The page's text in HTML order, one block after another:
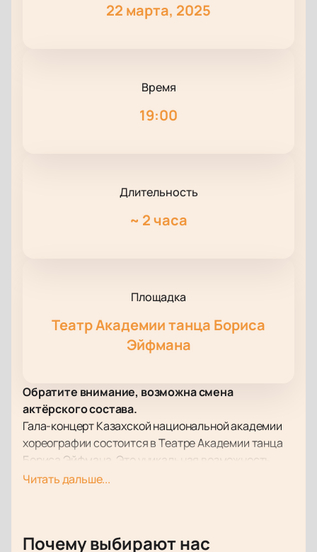
22 марта, 2025
Время
19:00
Длительность
~ 2 часа
Площадка
Театр Академии танца Бориса
Эйфмана
Обратите внимание, возможна смена
актёрского состава.
Гала-концерт Казахской национальной академии
хореографии состоится в Театре Академии танца
Бориса Эйфмана. Это уникальная возможность
насладиться высоким искусством хореографии,
Асылмуратовой, продемонстрируют мастерство и
Читать дальше...
Почему выбирают нас